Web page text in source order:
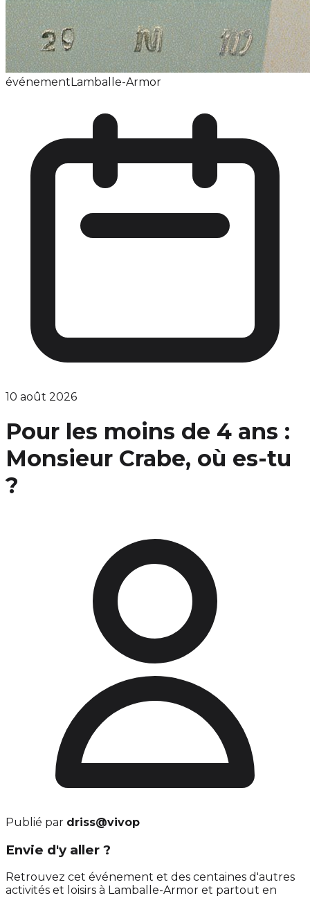
événementLamballe-Armor
10 août 2026
Pour les moins de 4 ans :
Monsieur Crabe, où es-tu
?
Publié par driss@vivop
Envie d'y aller ?
Retrouvez cet événement et des centaines d'autres
activités et loisirs à Lamballe-Armor et partout en